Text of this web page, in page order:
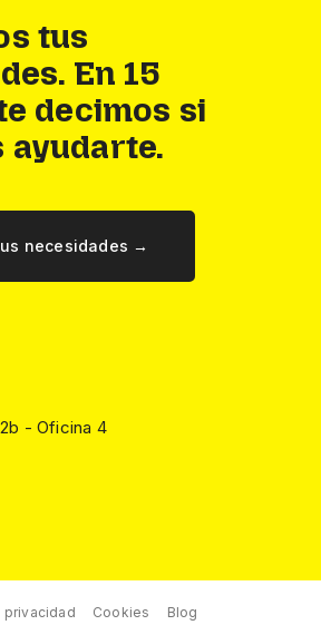
tus
En 15
decimos si
ayudarte.
necesidades →
- Oficina 4
privacidad Cookies Blog